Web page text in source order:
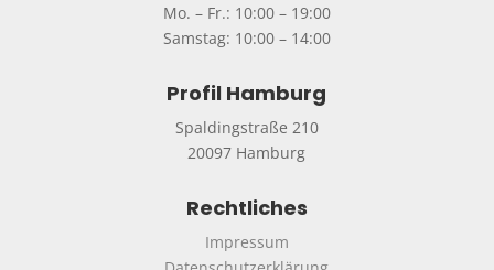
Mo. – Fr.: 10:00 – 19:00
Samstag: 10:00 – 14:00
Profil Hamburg
Spaldingstraße 210
20097 Hamburg
Rechtliches
Impressum